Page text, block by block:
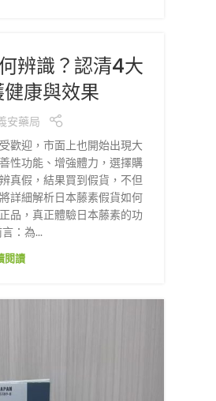
辨識？認清4大
康與效果
安藥局
歡迎，市面上也開始出現大
性功能、增強體力，選擇購
真假，結果買到假貨，不但
詳細解析日本藤素假貨如何
品，真正體驗日本藤素的功
：為...
閱讀